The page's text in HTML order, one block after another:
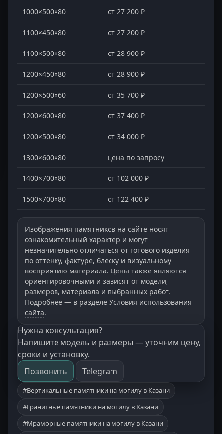
1000×500×80 от 27 200 ₽
1100×450×80 от 27 200 ₽
1100×500×80 от 28 900 ₽
1200×450×80 от 28 900 ₽
1200×500×60 от 35 700 ₽
1200×600×80 от 37 400 ₽
1200×500×80 от 34 000 ₽
1300×600×80 цена по запросу
1400×700×80 от 102 000 ₽
1500×700×80 от 122 400 ₽
Изображения памятников на сайте носят
ознакомительный характер и могут
незначительно отличаться от готового изделия
по оттенку, фактуре, блеску и визуальному
восприятию материала. Цены также являются
ориентировочными и зависят от модели,
размеров, материала и выбранных работ.
Подробнее — в разделе Условия использования
сайта.
Нужна консультация?
Напишите модель и размеры — уточним цену,
сроки и установку.
Позвонить
Telegram
#Вертикальные памятники на могилу в Казани
#Гранитные памятники на могилу в Казани
#Мраморные памятники на могилу в Казани